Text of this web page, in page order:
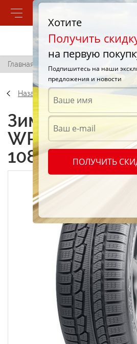
Позвонить
Главная / Nokian WR G2 SUV 235/65
Назад
Зимние шины
WR G2 SUV
108N
Хотите
Получить
на первую
Подпишитесь на наши
предложения и новости
ПОЛУЧИТЬ